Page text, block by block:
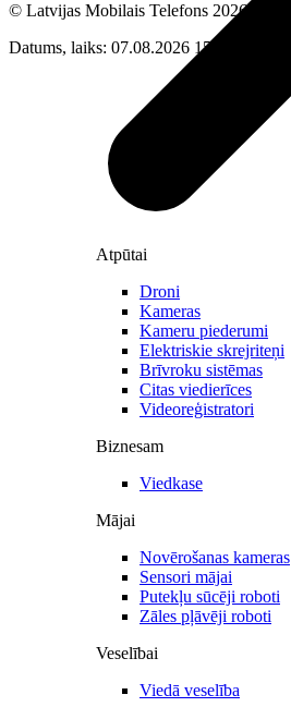
Atpūtai
Droni
Kameras
Kameru piederumi
Elektriskie skrejriteņi
Brīvroku sistēmas
Citas viedierīces
Videoreģistratori
Biznesam
Viedkase
Mājai
Novērošanas kameras
Sensori mājai
Putekļu sūcēji roboti
Zāles pļāvēji roboti
Veselībai
Viedā veselība
© Latvijas Mobilais Telefons 2026
Datums, laiks: 07.08.2026 15:27